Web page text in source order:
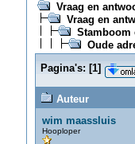
Vraag en
Vraag en
Stamboom
Oude
Pagina's: [1]
Auteur
wim maassluis
Hooploper